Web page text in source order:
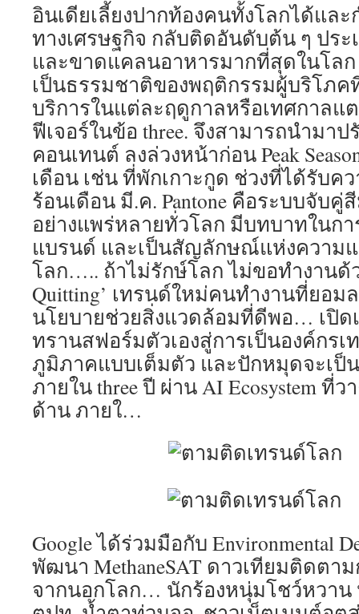
อินเดียเลี้ยงปากท้องคนทั้งโลกได้แล
ทางเศรษฐกิจ กลับติดอันดับต้น ๆ ปร
และขาดแคลนอาหารมากที่สุดในโลก
เป็นธรรมชาติของพฤติกรรมผู้บริโภ
บริการในแต่ละฤดูกาลหรือเทศกาลแ
ฟีเจอร์ในข้อ three. จึงสามารถนำมา
คอนเทนต์ ลงล่วงหน้าก่อน Peak
เดือน เช่น ที่พักเกาะกูด ช่วงที่ได้รับ
ร้อนเดือน มี.ค. Pantone คือระบบจับ
อย่างแพร่หลายทั่วโลก มีบทบาทในก
แบรนด์ และเป็นสัญลักษณ์แห่งความ
โลก….. ถ้าไม่รักษ์โลก ไม่ขอทำงานด้ว
Quitting’ เทรนด์ใหม่คนทำงานที่ยอ
นโยบายช่วยสิ่งแวดล้อมที่ดีพอ… เปิด
ทรานสฟอร์มตัวเองสู่การเป็นองค์กร
ภูมิภาคแบบเต็มตัว และปักหมุดจะเป็
ภายใน three ปี ผ่าน AI Ecosystem ที่
ด้าน ภายใ…
Google ได้ร่วมมือกับ Environmental
พัฒนา MethaneSAT ดาวเทียมติดตา
จากนอกโลก… นักร้องหนุ่มโชว์หวาน